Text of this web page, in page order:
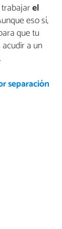
el
eso sí,
que tu
a un
separación